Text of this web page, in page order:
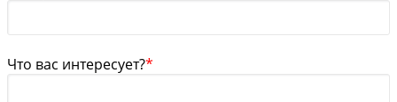
Что вас интересует?*